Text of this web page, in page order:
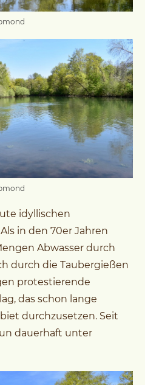
idyllischen
in den 70er Jahren
Abwasser durch
durch die Taubergießen
protestierende
das schon lange
durchzusetzen. Seit
dauerhaft unter